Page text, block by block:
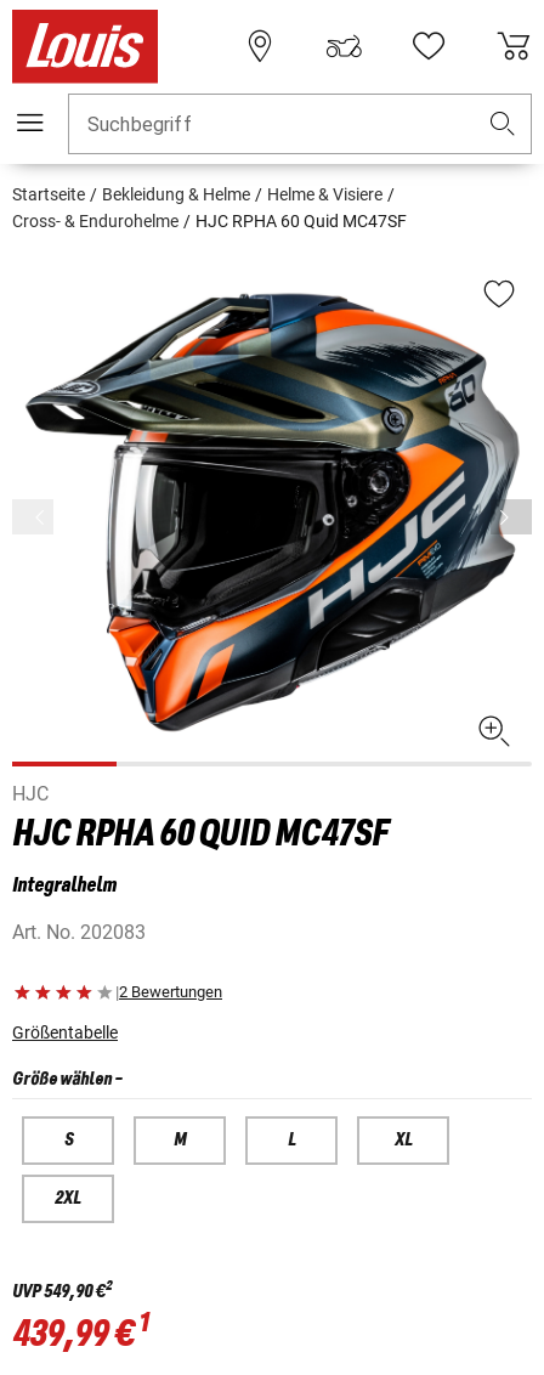
Suchbegriff
Startseite Bekleidung & Helme
Helme & Visiere
Cross- & Endurohelme
HJC RPHA 60 Quid MC47SF
HJC
HJC RPHA 60 QUID MC47SF
Integralhelm
Art. No. 202083
|2 Bewertungen
Größentabelle
Größe wählen-
S M L XL
2XL
UVP549,90 €2
439,99 €1